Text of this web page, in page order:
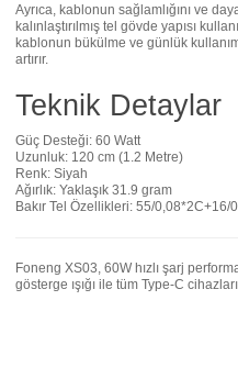
Ayrıca, kablonun sağlamlığını ve
kalınlaştırılmış tel gövde yapısı
kablonun bükülme ve günlük
artırır.
Teknik Detaylar
Güç Desteği: 60 Watt
Uzunluk: 120 cm (1.2 Metre)
Renk: Siyah
Ağırlık: Yaklaşık 31.9 gram
Bakır Tel Özellikleri: 55/0,08*2C+16/
Foneng XS03, 60W hızlı şarj
gösterge ışığı ile tüm Type-C